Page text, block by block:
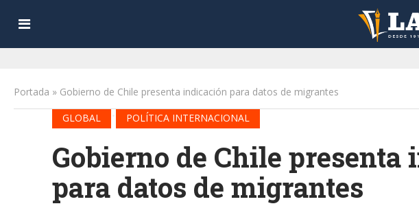
Portada » Gobierno de Chile presenta indicación para datos de migrantes
GLOBAL
POLÍTICA INTERNACIONAL
Gobierno de Chile presenta
para datos de migrantes